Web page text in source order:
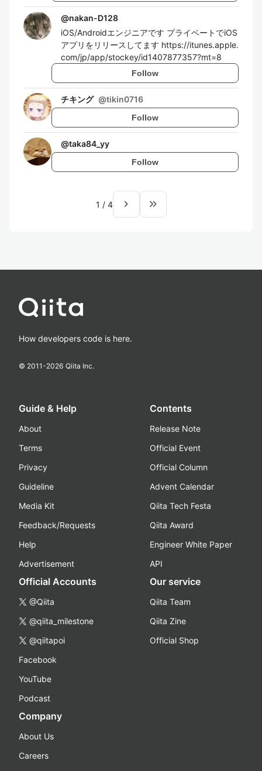
@nakan-D128
iOS/Androidエンジニアです プライベートでiOS
アプリをリリースしてます https://itunes.apple.
com/jp/app/stockey/id1407877357?mt=8
Follow
チキング @tikin0716
Follow
@taka84_yy
Follow
1 / 4 navigate_next keyboard_double_arrow_right
How developers code is here.
© 2011-2026 Qiita Inc.
Guide & Help
About
Terms
Privacy
Guideline
Media Kit
Feedback/Requests
Help
Advertisement
Contents
Release Note
Official Event
Official Column
Advent Calendar
Qiita Tech Festa
Qiita Award
Engineer White Paper
API
Official Accounts
@Qiita
@qiita_milestone
@qiitapoi
Facebook
YouTube
Podcast
Our service
Qiita Team
Qiita Zine
Official Shop
Company
About Us
Careers